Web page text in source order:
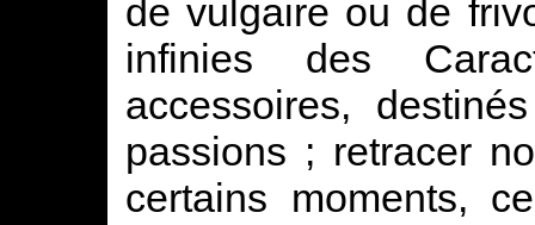
de vulgaire ou de
infinies des
accessoires,
passions ; retracer
certains moments,